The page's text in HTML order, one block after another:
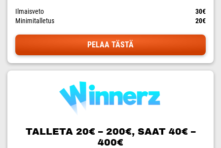
Ilmaisveto
30€
Minimitalletus
20€
PELAA TÄSTÄ
TALLETA 20€ – 200€, SAAT 40€ –
400€